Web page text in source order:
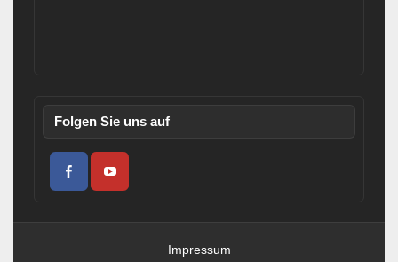
Folgen Sie uns auf
Impressum